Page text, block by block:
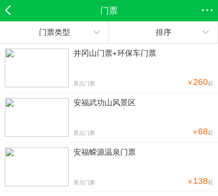
门票
门票类型 排序
井冈山门票+环保车门票
景点门票 ￥ 260起
安福武功山风景区
景点门票 ￥ 68起
安福蝾源温泉门票
景点门票 ￥ 138起
欣欣首页 全部分类 搜索